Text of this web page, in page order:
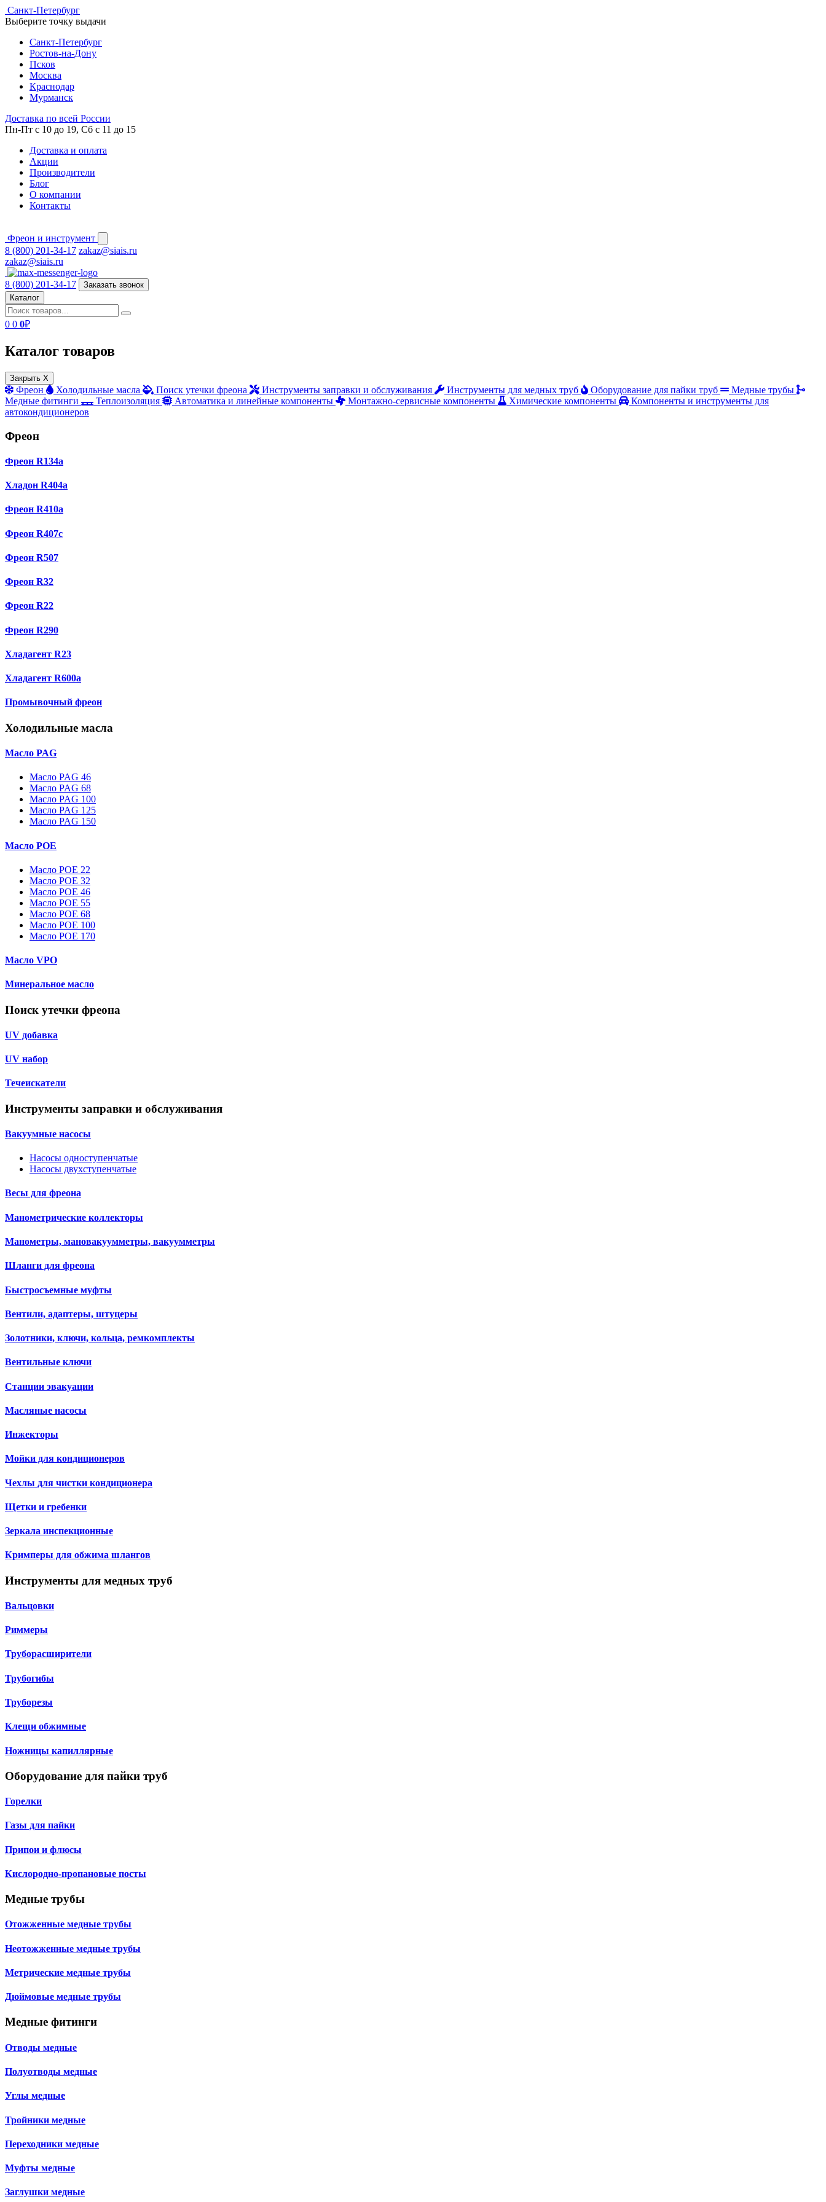
Cанкт-Петербург
Выберите точку выдачи
Cанкт-Петербург
Ростов-на-Дону
Псков
Москва
Краснодар
Мурманск
Доставка по всей России
Пн-Пт с 10 до 19, Сб с 11 до 15
Доставка и оплата
Акции
Производители
Блог
О компании
Контакты
Фреон и инструмент
8 (800) 201-34-17 zakaz@siais.ru
zakaz@siais.ru
8 (800) 201-34-17
Заказать звонок
Каталог
0 0 0₽
Каталог товаров
Закрыть X
Фреон Холодильные масла Поиск утечки фреона Инструменты заправки и обслуживания Инструменты для медных труб Оборудование для пайки труб
Медные трубы
Медные фитинги
Теплоизоляция Автоматика и линейные компоненты Монтажно‑сервисные компоненты Химические компоненты
Компоненты и инструменты для
автокондиционеров
Фреон
Фреон R134a
Хладон R404a
Фреон R410a
Фреон R407с
Фреон R507
Фреон R32
Фреон R22
Фреон R290
Хладагент R23
Хладагент R600a
Промывочный фреон
Холодильные масла
Масло PAG
Масло PAG 46
Масло PAG 68
Масло PAG 100
Масло PAG 125
Масло PAG 150
Масло POE
Масло POE 22
Масло POE 32
Масло POE 46
Масло POE 55
Масло POE 68
Масло POE 100
Масло POE 170
Масло VPO
Минеральное масло
Поиск утечки фреона
UV добавка
UV набор
Течеискатели
Инструменты заправки и обслуживания
Вакуумные насосы
Насосы одноступенчатые
Насосы двухступенчатые
Весы для фреона
Манометрические коллекторы
Манометры, мановакуумметры, вакуумметры
Шланги для фреона
Быстросъемные муфты
Вентили, адаптеры, штуцеры
Золотники, ключи, кольца, ремкомплекты
Вентильные ключи
Станции эвакуации
Масляные насосы
Инжекторы
Мойки для кондиционеров
Чехлы для чистки кондиционера
Щетки и гребенки
Зеркала инспекционные
Кримперы для обжима шлангов
Инструменты для медных труб
Вальцовки
Риммеры
Труборасширители
Трубогибы
Труборезы
Клещи обжимные
Ножницы капиллярные
Оборудование для пайки труб
Горелки
Газы для пайки
Припои и флюсы
Кислородно-пропановые посты
Медные трубы
Отожженные медные трубы
Неотожженные медные трубы
Метрические медные трубы
Дюймовые медные трубы
Медные фитинги
Отводы медные
Полуотводы медные
Углы медные
Тройники медные
Переходники медные
Муфты медные
Заглушки медные